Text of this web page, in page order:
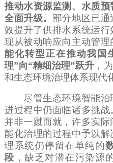
推动水资源监测、水质
全面升级。 部分地区已通
效提升了供排水系统运
现从被动响应向主动管
能化转型正在推动我国
理”向“精细治理”跃升 ，
和生态环境治理体系现代
尽管生态环境智能治
进过程中仍面临诸多挑
并非一蹴而就，许多实
能化治理的过程中予以
理系统仍停留在单纯的
段 ，缺乏对潜在污染源